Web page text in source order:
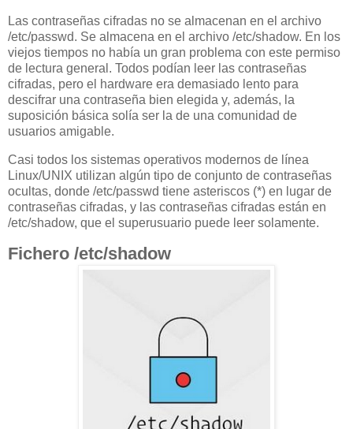
Las contraseñas cifradas no se almacenan en el archivo
/etc/passwd. Se almacena en el archivo /etc/shadow. En los
viejos tiempos no había un gran problema con este permiso
de lectura general. Todos podían leer las contraseñas
cifradas, pero el hardware era demasiado lento para
descifrar una contraseña bien elegida y, además, la
suposición básica solía ser la de una comunidad de
usuarios amigable.
Casi todos los sistemas operativos modernos de línea
Linux/UNIX utilizan algún tipo de conjunto de contraseñas
ocultas, donde /etc/passwd tiene asteriscos (*) en lugar de
contraseñas cifradas, y las contraseñas cifradas están en
/etc/shadow, que el superusuario puede leer solamente.
Fichero /etc/shadow